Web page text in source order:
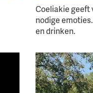
Coeliakie geeft
nodige
en drinken.